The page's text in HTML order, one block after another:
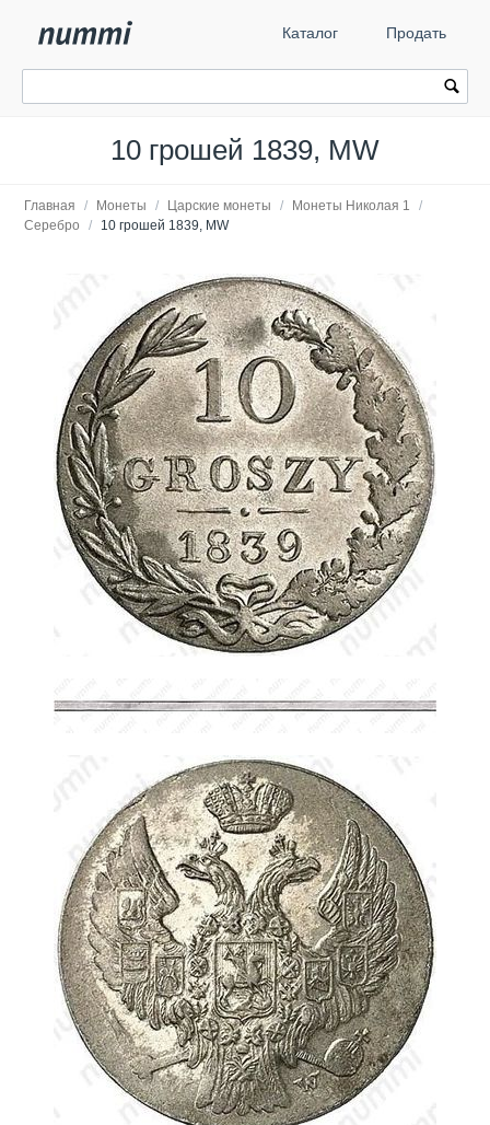
Каталог Продать
10 грошей 1839, MW
Главная / Монеты / Царские монеты / Монеты Николая 1
/
Серебро
/ 10 грошей 1839, MW